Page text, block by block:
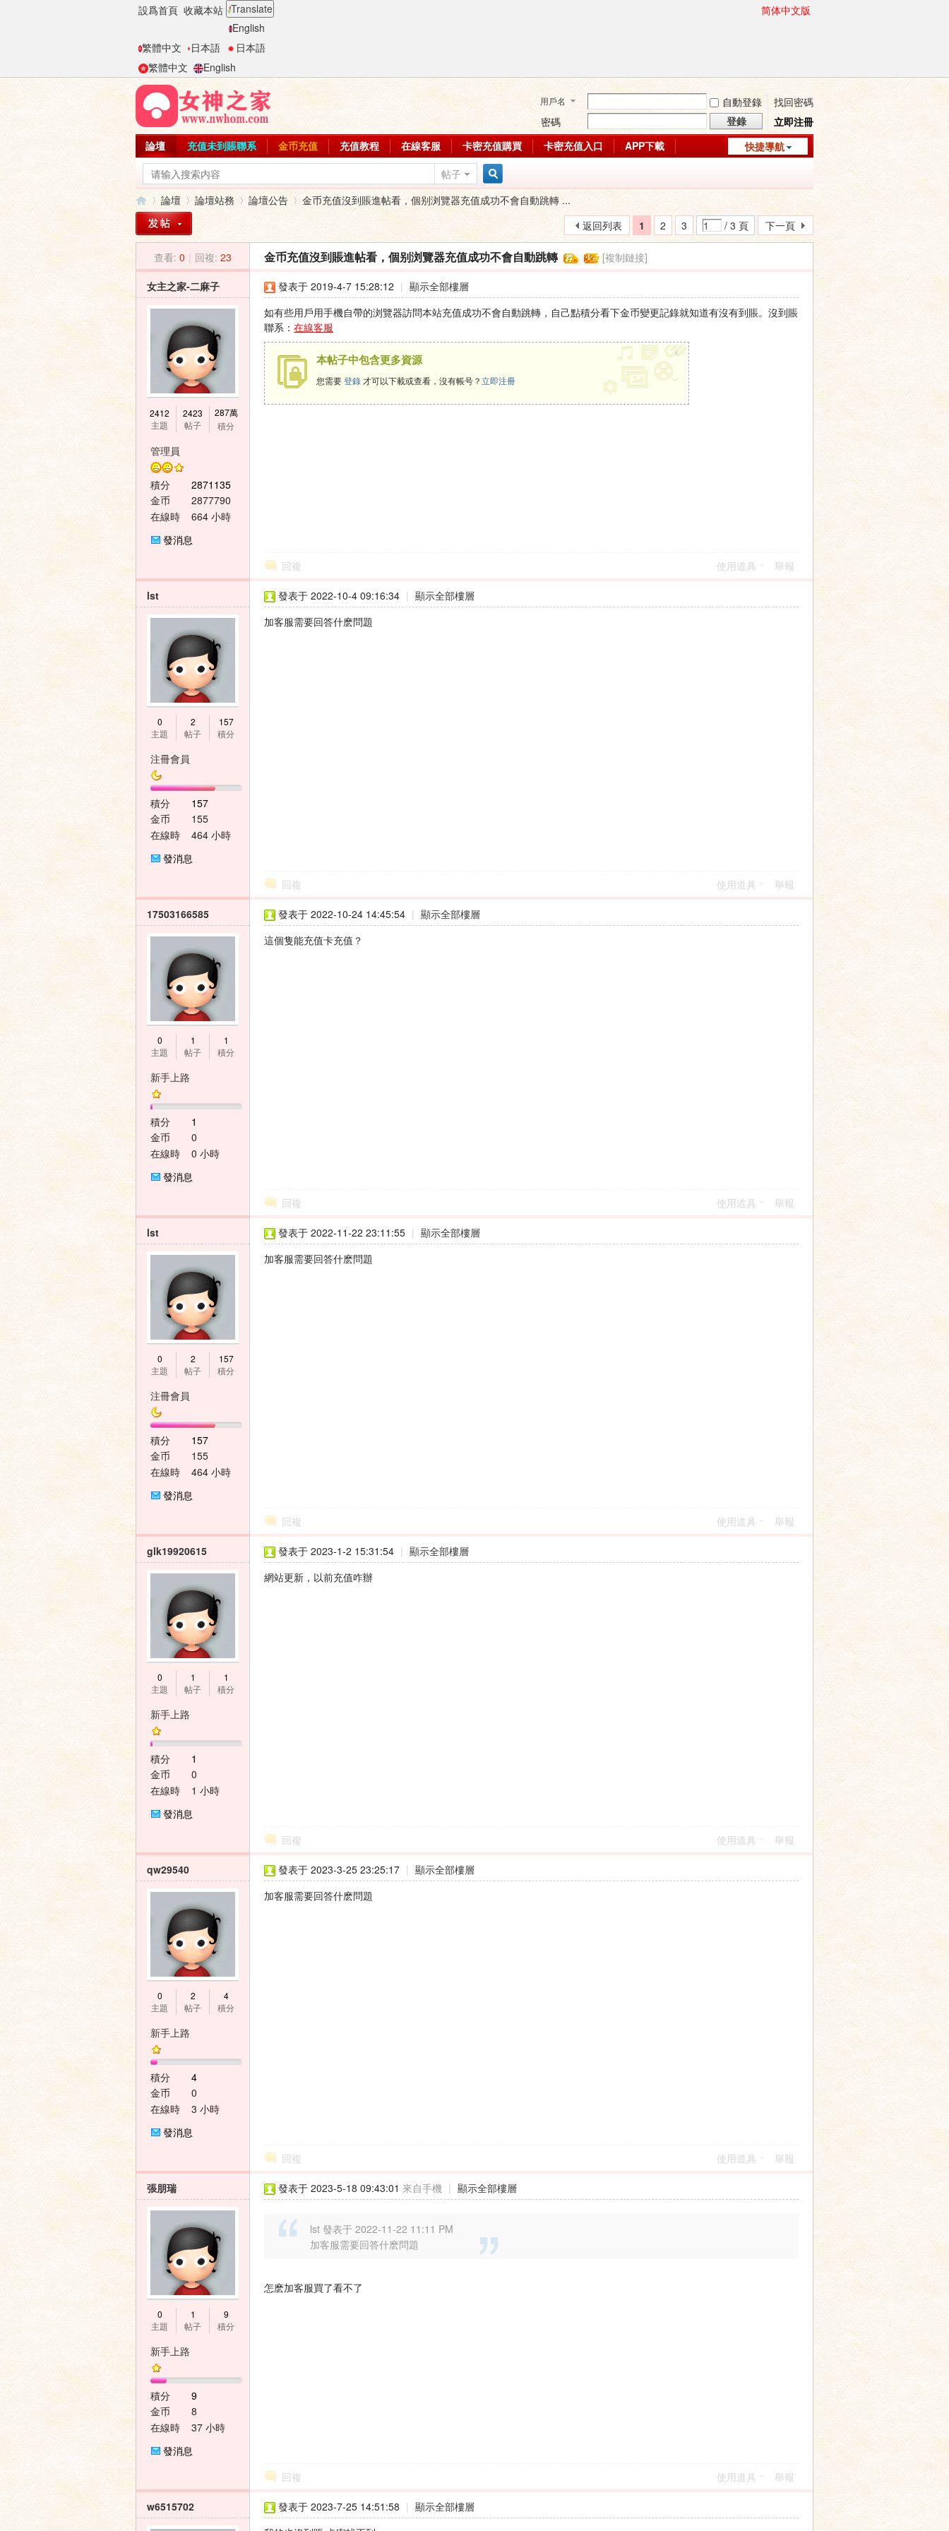
設爲首頁 收藏本站 Translate
English
繁體中文
日本語
日本語
繁體中文
English
简体中文版
用戶名 自動登錄
找回密碼
密碼
登錄
立即注冊
快捷導航
論壇 充值未到賬聯系 金币充值 充值教程 在線客服 卡密充值購買 卡密充值入口
APP下載
帖子
搜
索
論壇
›
論壇站務 論壇公告
›
金币充值沒到賬進帖看，個别浏覽器充值成功不會自動跳轉 ...
1
2 3 / 3 頁 下一頁
返回列表
查看: 0 | 回複: 23 金币充值沒到賬進帖看，個别浏覽器充值成功不會自動跳轉 [複制鏈接]
女主之家-二麻子
2412
主題
2423
帖子
287萬
積分
管理員
積分
2871135
金币
2877790
在線時
664 小時
發消息
發表于 2019-4-7 15:28:12 | 顯示全部樓層
如有些用戶用手機自帶的浏覽器訪問本站充值成功不會自動跳轉，自己點積分看下金币變更記錄就知道有沒有到賬。沒到賬
聯系： 在線客服
本帖子中包含更多資源
您需要登錄 才可以下載或查看，沒有帳号？立即注冊
x
回複 使用道具 舉報
lst
0
主題
2
帖子
157
積分
注冊會員
積分
157
金币
155
在線時
464 小時
發消息
發表于 2022-10-4 09:16:34 | 顯示全部樓層
加客服需要回答什麽問題
回複 使用道具 舉報
17503166585
0
主題
1
帖子
1
積分
新手上路
積分
1
金币
0
在線時
0 小時
發消息
發表于 2022-10-24 14:45:54 | 顯示全部樓層
這個隻能充值卡充值？
回複 使用道具 舉報
lst
0
主題
2
帖子
157
積分
注冊會員
積分
157
金币
155
在線時
464 小時
發消息
發表于 2022-11-22 23:11:55 | 顯示全部樓層
加客服需要回答什麽問題
回複 使用道具 舉報
glk19920615
0
主題
1
帖子
1
積分
新手上路
積分
1
金币
0
在線時
1 小時
發消息
發表于 2023-1-2 15:31:54 | 顯示全部樓層
網站更新，以前充值咋辦
回複 使用道具 舉報
qw29540
0
主題
2
帖子
4
積分
新手上路
積分
4
金币
0
在線時
3 小時
發消息
發表于 2023-3-25 23:25:17 | 顯示全部樓層
加客服需要回答什麽問題
回複 使用道具 舉報
張朋瑞
0
主題
1
帖子
9
積分
新手上路
積分
9
金币
8
在線時
37 小時
發消息
發表于 2023-5-18 09:43:01 來自手機 | 顯示全部樓層
lst 發表于 2022-11-22 11:11 PM
加客服需要回答什麽問題
怎麽加客服買了看不了
回複 使用道具 舉報
w6515702 發表于 2023-7-25 14:51:58 | 顯示全部樓層